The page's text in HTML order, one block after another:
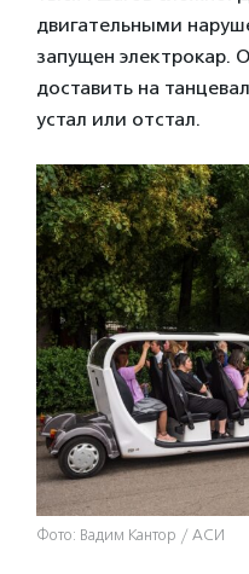
двигательными
запущен электрокар.
доставить на
устал или отстал.
Фото: Вадим Кантор / АСИ